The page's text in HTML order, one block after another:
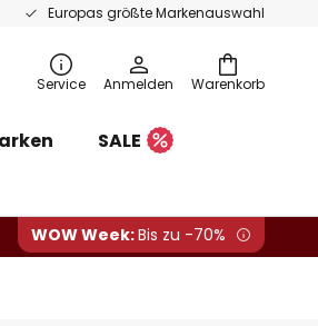
Europas größte Markenauswahl
Warenkorb
Service Anmelden
SALE
WOW Week:Bis zu -70%